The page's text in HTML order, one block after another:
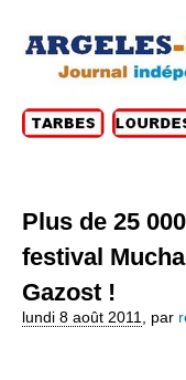
Plus de 25
festival
Gazost !
lundi 8 août 2011 par